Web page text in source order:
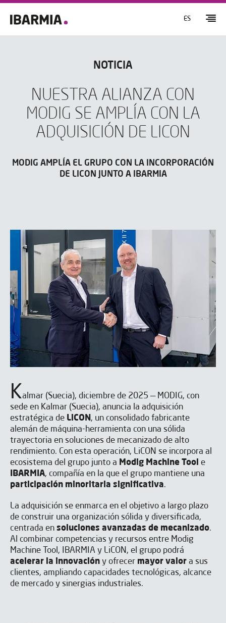
ES
NOTICIA
NUESTRA ALIANZA CON
MODIG SE AMPLÍA CON LA
ADQUISICIÓN DE LICON
MODIG AMPLÍA EL GRUPO CON LA INCORPORACIÓN
DE LICON JUNTO A IBARMIA
Kalmar (Suecia), diciembre de 2025 — MODIG, con
sede en Kalmar (Suecia), anuncia la adquisición
estratégica de LiCON , un consolidado fabricante
alemán de máquina-herramienta con una sólida
trayectoria en soluciones de mecanizado de alto
rendimiento. Con esta operación, LiCON se incorpora al
ecosistema del grupo junto a Modig Machine Tool e
IBARMIA, compañía en la que el grupo mantiene una
participación minoritaria significativa.
La adquisición se enmarca en el objetivo a largo plazo
de construir una organización sólida y diversificada,
centrada en soluciones avanzadas de mecanizado.
Al combinar competencias y recursos entre Modig
Machine Tool, IBARMIA y LiCON, el grupo podrá
acelerar la innovación y ofrecer mayor valor a sus
clientes, ampliando capacidades tecnológicas, alcance
de mercado y sinergias industriales.